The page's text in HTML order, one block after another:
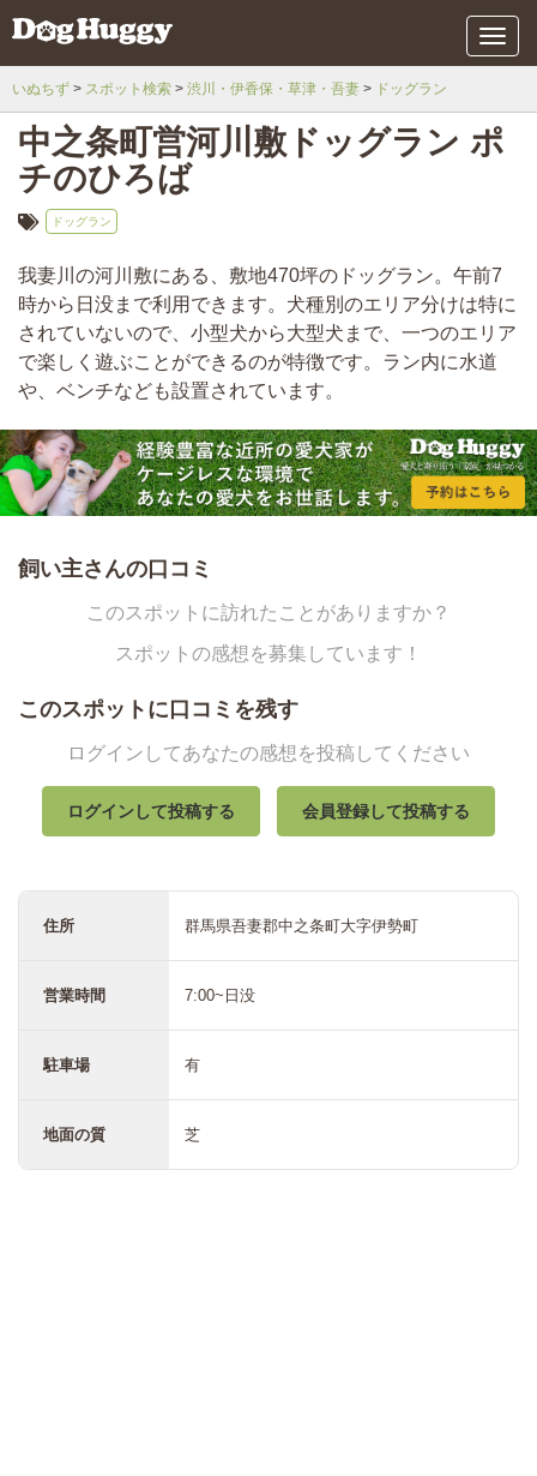
メ
ニ
いぬちず スポット検索 渋川・伊香保・草津・吾妻 ドッグラン
中之条町営河川敷ドッグラン ポ
チのひろば
ドッグラン
我妻川の河川敷にある、敷地470坪のドッグラン。午前7
時から日没まで利用できます。犬種別のエリア分けは特に
されていないので、小型犬から大型犬まで、一つのエリア
で楽しく遊ぶことができるのが特徴です。ラン内に水道
や、ベンチなども設置されています。
飼い主さんの口コミ
このスポットに訪れたことがありますか？
スポットの感想を募集しています！
このスポットに口コミを残す
ログインしてあなたの感想を投稿してください
ログインして投稿する 会員登録して投稿する
住所 群馬県吾妻郡中之条町大字伊勢町
営業時間 7:00~日没
駐車場 有
地面の質 芝